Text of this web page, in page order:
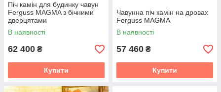
Піч камін для будинку чавун
Ferguss MAGMA з бічними
дверцятами
В наявності
62 400 ₴
Купити
Чавунна піч камін на дровах
Ferguss MAGMA
В наявності
57 460 ₴
Купити